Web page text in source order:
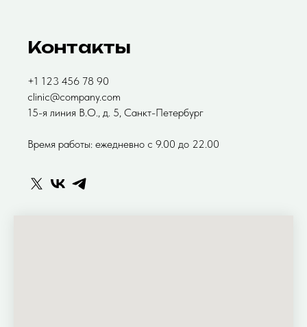
Контакты
+1 123 456 78 90
clinic@company.com
15-я линия B.O., д. 5, Санкт-Петербург
Время работы: ежедневно с 9.00 до 22.00